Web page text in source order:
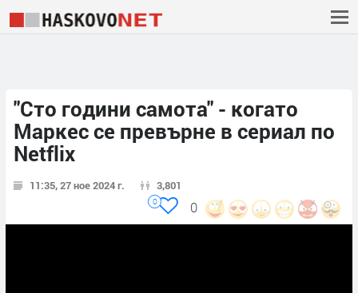
"Сто години самота" - когато
Маркес се превърне в сериал по
Netflix
11:35, 27 ное 2024 г. 3,801
0
0